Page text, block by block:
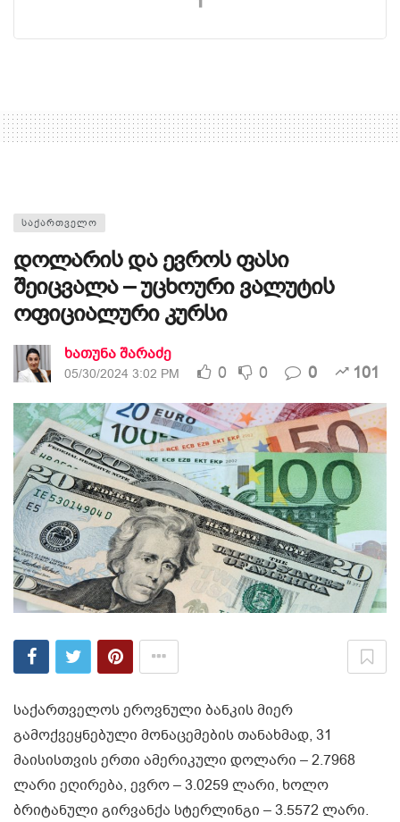
ᲡᲐᲥᲐᲠᲗᲕᲔᲚᲝ
დოლარის და ევროს ფასი
შეიცვალა – უცხოური ვალუტის
ოფიციალური კურსი
ხათუნა შარაძე
05/30/2024 3:02 PM 0 0 0 101
საქართველოს ეროვნული ბანკის მიერ
გამოქვეყნებული მონაცემების თანახმად, 31
მაისისთვის ერთი ამერიკული დოლარი – 2.7968
ლარი ეღირება, ევრო – 3.0259 ლარი, ხოლო
ბრიტანული გირვანქა სტერლინგი – 3.5572 ლარი.